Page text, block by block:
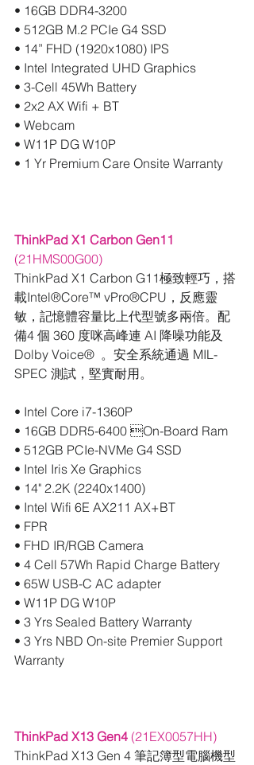
• 16GB DDR4-3200
• 512GB M.2 PCIe G4 SSD
• 14” FHD (1920x1080) IPS
• Intel Integrated UHD Graphics
• 3-Cell 45Wh Battery
• 2x2 AX Wifi + BT
• Webcam
• W11P DG W10P
• 1 Yr Premium Care Onsite Warranty
ThinkPad X1 Carbon Gen11
(21HMS00G00)
ThinkPad X1 Carbon G11極致輕巧，搭
載Intel®️Core™️ vPro®️CPU，反應靈
敏，記憶體容量比上代型號多兩倍。配
備4 個 360 度咪高峰連 AI 降噪功能及
Dolby Voice®️  。安全系統通過 MIL-
SPEC 測試，堅實耐用。
• Intel Core i7-1360P
• 16GB DDR5-6400 On-Board Ram
• 512GB PCIe-NVMe G4 SSD
• Intel Iris Xe Graphics
• 14" 2.2K (2240x1400)
• Intel Wifi 6E AX211 AX+BT
• FPR
• FHD IR/RGB Camera
• 4 Cell 57Wh Rapid Charge Battery
• 65W USB-C AC adapter
• W11P DG W10P
• 3 Yrs Sealed Battery Warranty
• 3 Yrs NBD On-site Premier Support
Warranty
ThinkPad X13 Gen4 (21EX0057HH)
ThinkPad X13 Gen 4 筆記簿型電腦機型